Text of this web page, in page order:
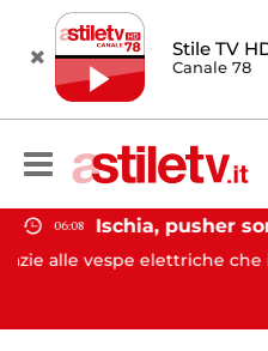
Stile TV
Canale 78
Ischia, pusher sorpreso in spiaggia da carabinieri in Vespa
che i carabinieri